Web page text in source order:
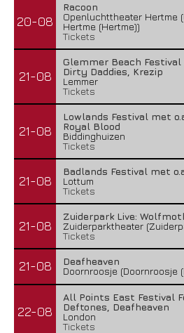
20-08
Racoon
Openluchttheater Hertme
Hertme (Hertme))
Tickets
21-08
Glemmer Beach
Dirty Daddies, Krezip
Lemmer
Tickets
21-08
Lowlands Festival met
Royal Blood
Biddinghuizen
Tickets
21-08
Badlands Festival met
Lottum
Tickets
21-08
Zuiderpark Live:
Zuiderparktheater
Tickets
21-08
Deafheaven
Doornroosje (Doornroosje
22-08
All Points East Festival
Deftones, Deafheaven
London
Tickets